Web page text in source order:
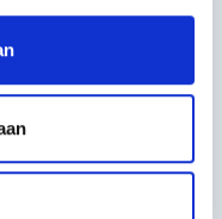
werk je
het persoonlijk
te geven aan
begeleiden en